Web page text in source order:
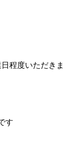
程度いただきま
す